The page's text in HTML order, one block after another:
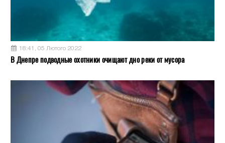
18:41, 05 Лютого 2022
В Днепре подводные охотники очищают дно реки от мусора